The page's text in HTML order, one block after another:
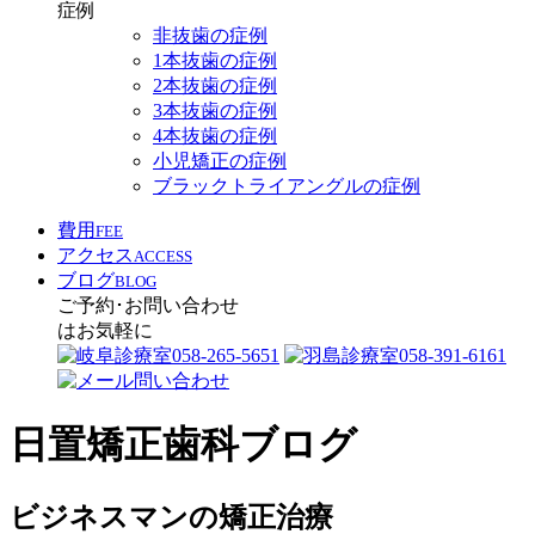
症例
非抜歯の症例
1本抜歯の症例
2本抜歯の症例
3本抜歯の症例
4本抜歯の症例
小児矯正の症例
ブラックトライアングルの症例
費用 FEE
アクセス ACCESS
ブログBLOG
ご予約･お問い合わせ
はお気軽に
日置矯正歯科ブログ
ビジネスマンの矯正治療